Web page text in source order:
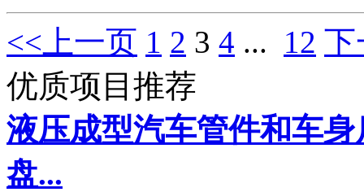
<<上一页 1 2 3 4 ... 12 下
优质项目推荐
液压成型汽车管件和车
盘...